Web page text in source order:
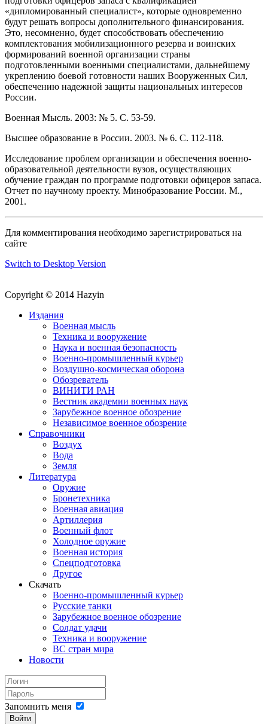
«дипломированный специалист», которые одновременно
будут решать вопросы дополнительного финансирования.
Это, несомненно, будет способствовать обеспечению
комплектования мобилизационного резерва и воинских
формирований военной организации страны
подготовленными военными специалистами, дальнейшему
укреплению боевой готовности наших Вооруженных Сил,
обеспечению надежной защиты национальных интересов
России.
Военная Мысль. 2003: № 5. С. 53-59.
Высшее образование в России. 2003. № 6. С. 112-118.
Исследование проблем организации и обеспечения военно-
образовательной деятельности вузов, осуществляющих
обучение граждан по программе подготовки офицеров запаса.
Отчет по научному проекту. Минобразование России. М.,
2001.
Для комментирования необходимо зарегистрироваться на
сайте
Switch to Desktop Version
Copyright © 2014 Hazyin
Издания
Военная мысль
Техника и вооружение
Наука и военная безопасность
Военно-промышленный курьер
Воздушно-космическая оборона
Обозреватель
ВИНИТИ РАН
Вестник академии военных наук
Зарубежное военное обозрение
Независимое военное обозрение
Справочники
Воздух
Вода
Земля
Литература
Оружие
Бронетехника
Военная авиация
Артиллерия
Военный флот
Холодное оружие
Военная история
Спецподготовка
Другое
Скачать
Военно-промышленный курьер
Русские танки
Зарубежное военное обозрение
Солдат удачи
Техника и вооружение
ВС стран мира
Новости
Запомнить меня
Войти